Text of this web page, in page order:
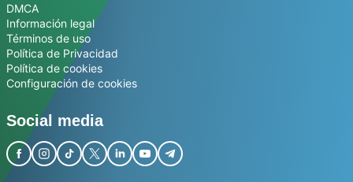
DMCA
Información legal
Términos de uso
Política de Privacidad
Política de cookies
Configuración de cookies
Social media